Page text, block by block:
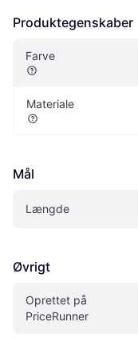
Produktegenskaber
Farve
Materiale
Mål
Længde
Øvrigt
Oprettet på
PriceRunner